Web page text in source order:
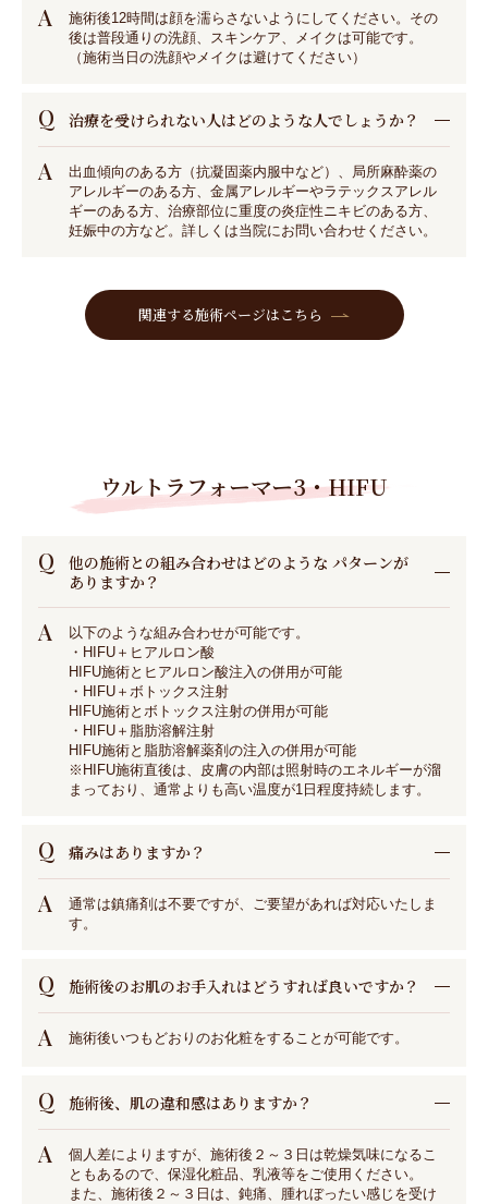
A
施術後12時間は顔を濡らさないようにしてください。その
後は普段通りの洗顔、スキンケア、メイクは可能です。
（施術当日の洗顔やメイクは避けてください）
Q 治療を受けられない人はどのような人でしょうか？
A
出血傾向のある方（抗凝固薬内服中など）、局所麻酔薬の
アレルギーのある方、金属アレルギーやラテックスアレル
ギーのある方、治療部位に重度の炎症性ニキビのある方、
妊娠中の方など。詳しくは当院にお問い合わせください。
関連する施術ページはこちら
ウルトラフォーマー3・HIFU
Q
他の施術との組み合わせはどのような パターンが
ありますか？
A
以下のような組み合わせが可能です。
・HIFU＋ヒアルロン酸
HIFU施術とヒアルロン酸注入の併用が可能
・HIFU＋ボトックス注射
HIFU施術とボトックス注射の併用が可能
・HIFU＋脂肪溶解注射
HIFU施術と脂肪溶解薬剤の注入の併用が可能
※HIFU施術直後は、皮膚の内部は照射時のエネルギーが溜
まっており、通常よりも高い温度が1日程度持続します。
Q 痛みはありますか？
A
通常は鎮痛剤は不要ですが、ご要望があれば対応いたしま
す。
Q 施術後のお肌のお手入れはどうすれば良いですか？
A 施術後いつもどおりのお化粧をすることが可能です。
Q 施術後、肌の違和感はありますか？
A
個人差によりますが、施術後２～３日は乾燥気味になるこ
ともあるので、保湿化粧品、乳液等をご使用ください。
また、施術後２～３日は、鈍痛、腫れぼったい感じを受け